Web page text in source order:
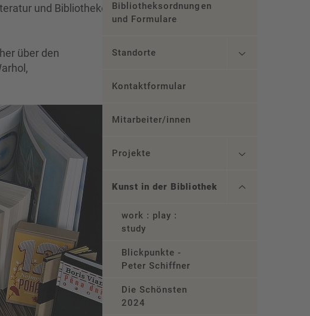
und Bibliotheken
über den
Bibliotheksordnungen
und Formulare
Standorte
Kontaktformular
Mitarbeiter/innen
Projekte
Kunst in der Bibliothek
work : play :
study
Blickpunkte -
Peter Schiffner
Die Schönsten
2024